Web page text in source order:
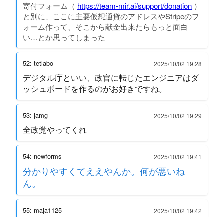
寄付フォーム（ https://team-mir.ai/support/donation ）
と別に、ここに主要仮想通貨のアドレスやStripeのフ
ォーム作って、そこから献金出来たらもっと面白
い…とか思ってしまった
52: tetlabo 2025/10/02 19:28
デジタル庁といい、政官に転じたエンジニアはダ
ッシュボードを作るのがお好きですね。
53: jamg 2025/10/02 19:29
全政党やってくれ
54: newforms 2025/10/02 19:41
分かりやすくてええやんか。何が悪いね
ん。
55: maja1125 2025/10/02 19:42